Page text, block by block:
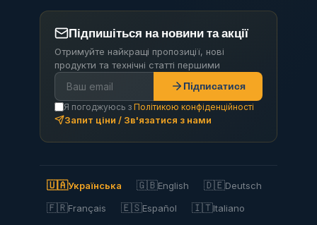
Підпишіться на новини та акції
Отримуйте найкращі пропозиції, нові
продукти та технічні статті першими
Підписатися
Я погоджуюсь з Політикою конфіденційності
Запит ціни / Зв'язатися з нами
🇺🇦Українська 🇬🇧English 🇩🇪Deutsch
🇫🇷Français 🇪🇸Español 🇮🇹Italiano